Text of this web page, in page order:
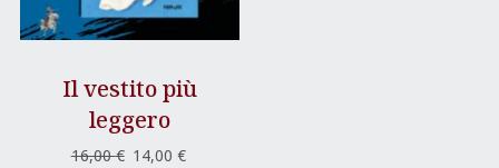
Il vestito più
leggero
16,00€ Il14,00 €